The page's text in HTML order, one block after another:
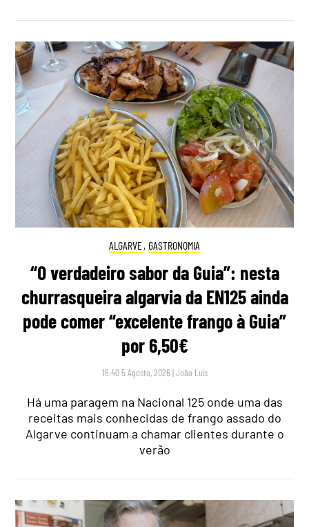
ALGARVE, GASTRONOMIA
“O verdadeiro sabor da Guia”: nesta
churrasqueira algarvia da EN125 ainda
pode comer “excelente frango à Guia”
por 6,50€
16:40 5 Agosto, 2026 |João Luís
Há uma paragem na Nacional 125 onde uma das
receitas mais conhecidas de frango assado do
Algarve continuam a chamar clientes durante o
verão